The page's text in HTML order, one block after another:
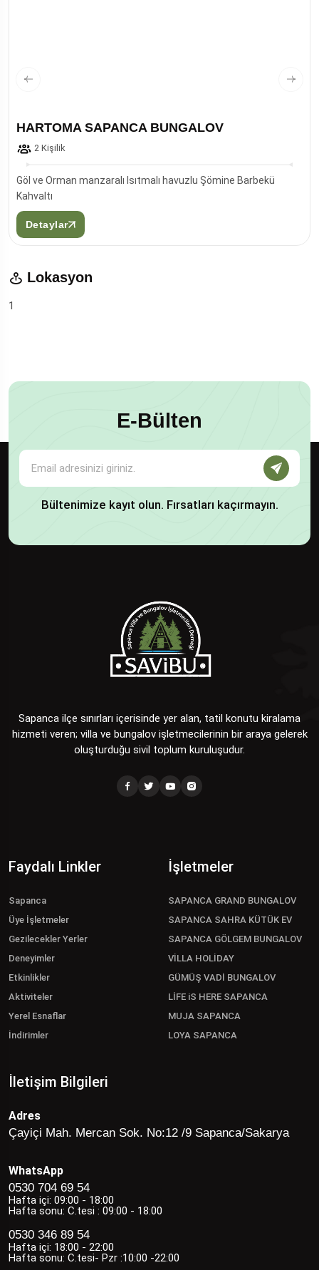
HARTOMA SAPANCA BUNGALOV
2 Kişilik
Göl ve Orman manzaralı Isıtmalı havuzlu Şömine Barbekü
Kahvaltı
Detaylar
Lokasyon
1
E-Bülten
Bültenimize kayıt olun. Fırsatları kaçırmayın.
Sapanca ilçe sınırları içerisinde yer alan, tatil konutu kiralama
hizmeti veren; villa ve bungalov işletmecilerinin bir araya gelerek
oluşturduğu sivil toplum kuruluşudur.
Faydalı Linkler
Sapanca
Üye İşletmeler
Gezilecekler Yerler
Deneyimler
Etkinlikler
Aktiviteler
Yerel Esnaflar
İndirimler
İşletmeler
SAPANCA GRAND BUNGALOV
SAPANCA SAHRA KÜTÜK EV
SAPANCA GÖLGEM BUNGALOV
VİLLA HOLİDAY
GÜMÜŞ VADİ BUNGALOV
LİFE iS HERE SAPANCA
MUJA SAPANCA
LOYA SAPANCA
İletişim Bilgileri
Adres
Çayiçi Mah. Mercan Sok. No:12 /9 Sapanca/Sakarya
WhatsApp
0530 704 69 54
Hafta içi: 09:00 - 18:00
Hafta sonu: C.tesi : 09:00 - 18:00
0530 346 89 54
Hafta içi: 18:00 - 22:00
Hafta sonu: C.tesi- Pzr :10:00 -22:00